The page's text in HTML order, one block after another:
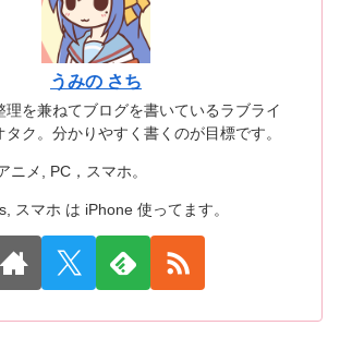
うみの さち
理を兼ねてブログを書いているラブライ
タク。分かりやすく書くのが目標です。
ニメ, PC，スマホ。
スマホ は iPhone 使ってます。